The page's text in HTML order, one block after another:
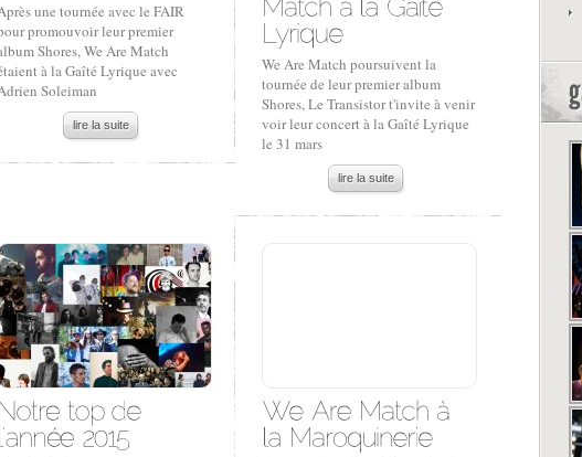
une tournée avec le FAIR
promouvoir leur premier
Shores, We Are Match
à la Gaîté Lyrique avec
Soleiman
lire la suite
We Are Match poursuivent la
tournée de leur premier album
Shores, Le Transistor t'invite à venir
voir leur concert à la Gaîté Lyrique
le 31 mars
lire la suite